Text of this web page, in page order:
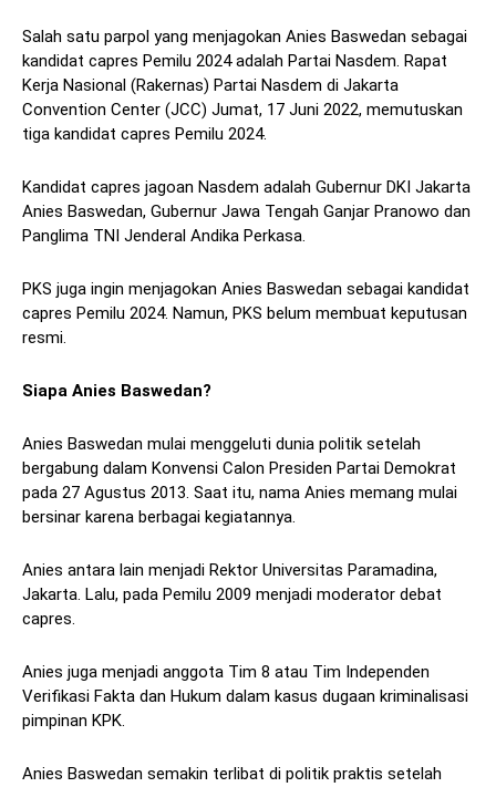
Salah satu parpol yang menjagokan Anies Baswedan sebagai
kandidat capres Pemilu 2024 adalah Partai Nasdem. Rapat
Kerja Nasional (Rakernas) Partai Nasdem di Jakarta
Convention Center (JCC) Jumat, 17 Juni 2022, memutuskan
tiga kandidat capres Pemilu 2024.
Kandidat capres jagoan Nasdem adalah Gubernur DKI Jakarta
Anies Baswedan, Gubernur Jawa Tengah Ganjar Pranowo dan
Panglima TNI Jenderal Andika Perkasa.
PKS juga ingin menjagokan Anies Baswedan sebagai kandidat
capres Pemilu 2024. Namun, PKS belum membuat keputusan
resmi.
Siapa Anies Baswedan?
Anies Baswedan mulai menggeluti dunia politik setelah
bergabung dalam Konvensi Calon Presiden Partai Demokrat
pada 27 Agustus 2013. Saat itu, nama Anies memang mulai
bersinar karena berbagai kegiatannya.
Anies antara lain menjadi Rektor Universitas Paramadina,
Jakarta. Lalu, pada Pemilu 2009 menjadi moderator debat
capres.
Anies juga menjadi anggota Tim 8 atau Tim Independen
Verifikasi Fakta dan Hukum dalam kasus dugaan kriminalisasi
pimpinan KPK.
Anies Baswedan semakin terlibat di politik praktis setelah